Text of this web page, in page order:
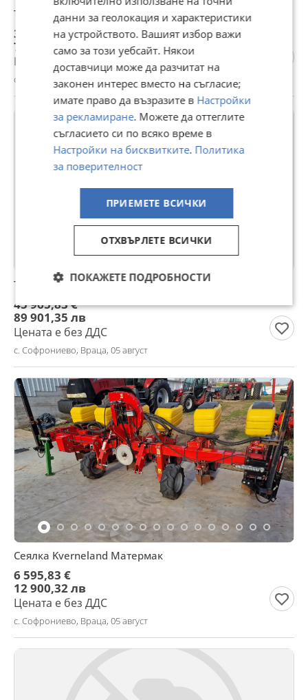
Трактор Lamborghini STRIKE 120 T4
37 835,83 €
74 000,45 лв
Цената е без ДДС
с. Софрониево, Враца, 05 август
Трактор John Deere 6110 MC
45 965,83 €
89 901,35 лв
Цената е без ДДС
с. Софрониево, Враца, 05 август
Сеялка Kverneland Матермак
6 595,83 €
12 900,32 лв
Цената е без ДДС
с. Софрониево, Враца, 05 август
данни за геолокация и характеристики
на устройството. Вашият избор важи
само за този уебсайт. Някои
доставчици може да разчитат на
законен интерес вместо на съгласие;
имате право да възразите в Настройки
за рекламиране. Можете да оттеглите
съгласието си по всяко време в
Настройки на бисквитките. Политика
за поверителност
ПРИЕМЕТЕ ВСИЧКИ
ОТХВЪРЛЕТЕ ВСИЧКИ
ПОКАЖЕТЕ ПОДРОБНОСТИ